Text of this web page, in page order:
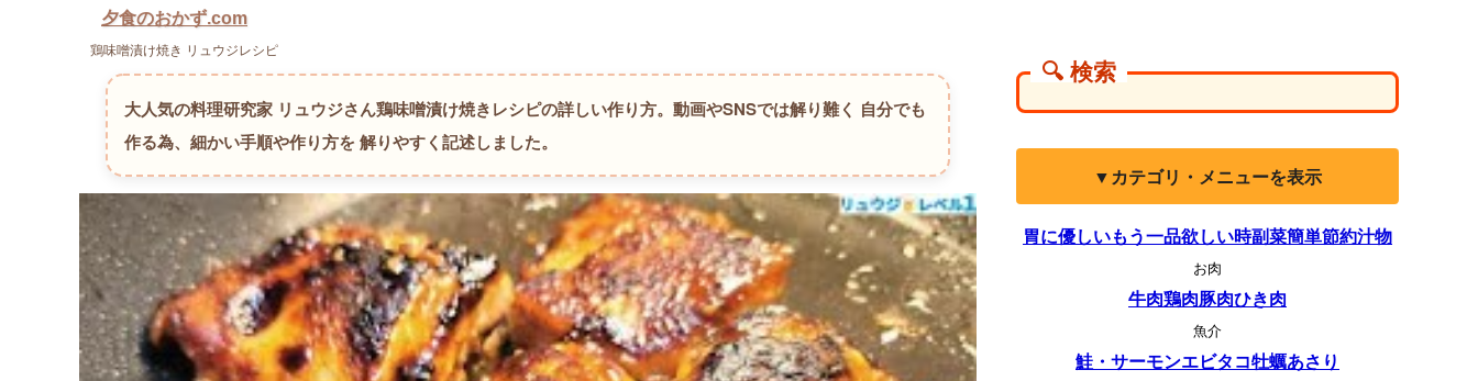
夕食のおかず.com
鶏味噌漬け焼き リュウジレシピ
大人気の料理研究家 リュウジさん鶏味噌漬け焼きレシピの詳しい作り方。 動画やSNSでは解り難く 自分でも
作る為、細かい手順や作り方を 解りやすく記述しました。
🔍 検索
▼カテゴリ・メニューを表示
胃に優しいもう一品欲しい時副菜簡単節約汁物
お肉
牛肉鶏肉豚肉ひき肉
魚介
鮭・サーモンエビタコ牡蠣あさり